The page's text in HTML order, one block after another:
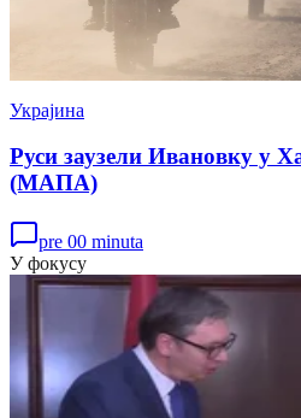
Украјина
Руси заузели Ивановку у
(МАПА)
pre 00 minuta
У фокусу